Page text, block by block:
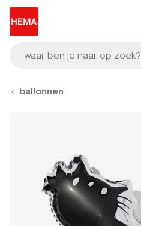
waar ben je naar op zoek?
ballonnen